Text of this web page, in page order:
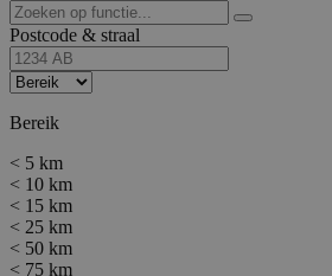
Postcode & straal
Bereik
< 5 km
< 10 km
< 15 km
< 25 km
< 50 km
< 75 km